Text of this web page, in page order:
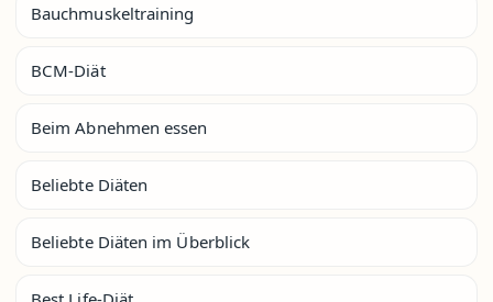
Bauchmuskeltraining
BCM-Diät
Beim Abnehmen essen
Beliebte Diäten
Beliebte Diäten im Überblick